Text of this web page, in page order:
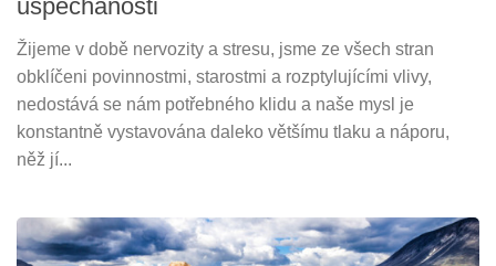
uspěchanosti
Žijeme v době nervozity a stresu, jsme ze všech stran
obklíčeni povinnostmi, starostmi a rozptylujícími vlivy,
nedostává se nám potřebného klidu a naše mysl je
konstantně vystavována daleko většímu tlaku a náporu,
něž jí...